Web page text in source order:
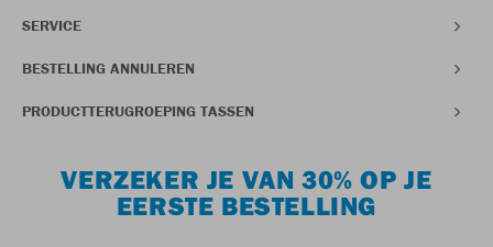
SERVICE
BESTELLING ANNULEREN
PRODUCTTERUGROEPING TASSEN
VERZEKER JE VAN 30% OP JE
EERSTE BESTELLING